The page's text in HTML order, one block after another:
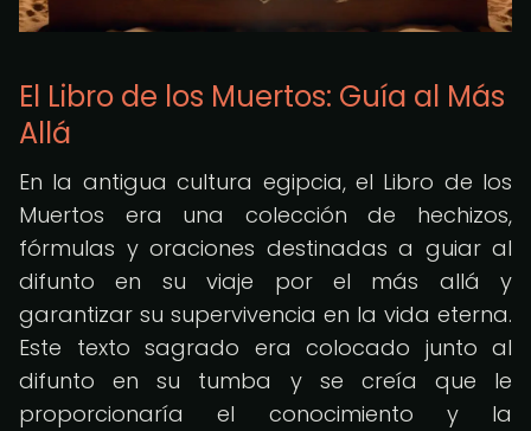
El Libro de los Muertos: Guía al Más
Allá
En la antigua cultura egipcia, el Libro de los
Muertos era una colección de hechizos,
fórmulas y oraciones destinadas a guiar al
difunto en su viaje por el más allá y
garantizar su supervivencia en la vida eterna.
Este texto sagrado era colocado junto al
difunto en su tumba y se creía que le
proporcionaría el conocimiento y la